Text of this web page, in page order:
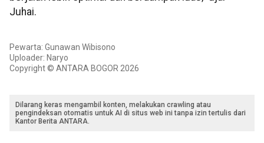
Juhai.
Pewarta: Gunawan Wibisono
Uploader: Naryo
Copyright © ANTARA BOGOR 2026
Dilarang keras mengambil konten, melakukan crawling atau
pengindeksan otomatis untuk AI di situs web ini tanpa izin tertulis dari
Kantor Berita ANTARA.